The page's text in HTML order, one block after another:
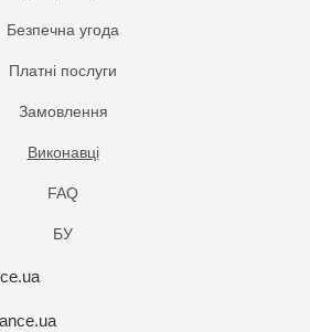
Безпечна угода
Платнi послуги
Замовлення
Виконавці
FAQ
БУ